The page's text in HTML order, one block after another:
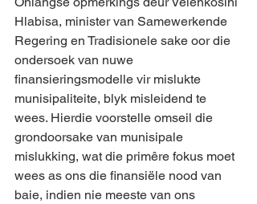
Hlabisa, minister van Samewerkende
Regering en Tradisionele sake oor die
ondersoek van nuwe
finansieringsmodelle vir mislukte
munisipaliteite, blyk misleidend te
wees. Hierdie voorstelle omseil die
grondoorsake van munisipale
mislukking, wat die primêre fokus moet
wees as ons die finansiële nood van
baie, indien nie meeste van ons